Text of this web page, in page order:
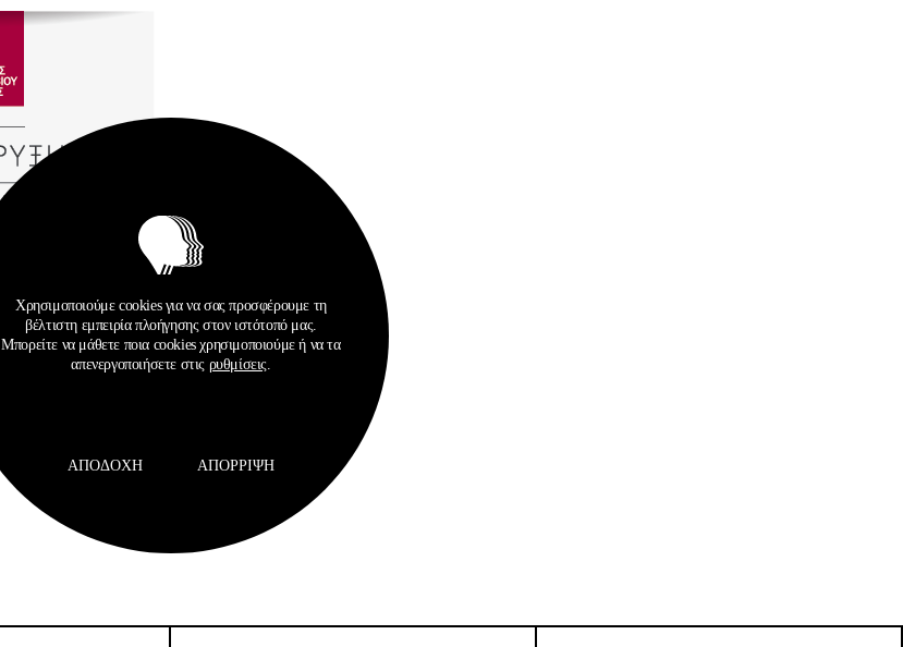
Σχετικά Αρχεία
Χρησιμοποιούμε cookies για να σας προσφέρουμε τη
βέλτιστη εμπειρία πλοήγησης στον ιστότοπό μας.
Μπορείτε να μάθετε ποια cookies χρησιμοποιούμε ή να τα
απενεργοποιήσετε στις ρυθμίσεις
ΑΠΟΔΟΧΉ ΑΠΌΡΡΙΨΗ